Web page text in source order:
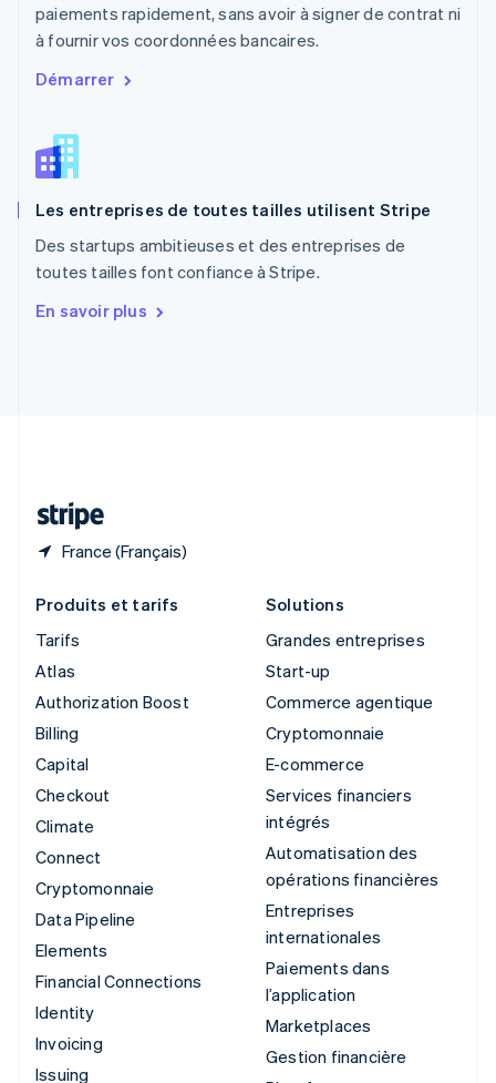
paiements rapidement, sans avoir à signer de contrat ni
à fournir vos coordonnées bancaires.
Démarrer
Les entreprises de toutes tailles utilisent Stripe
Des startups ambitieuses et des entreprises de
toutes tailles font confiance à Stripe.
En savoir plus
France (Français)
Portugal
Português English
R.A.S. de Hong Kong, Chine
English
Roumanie
Royaume-Uni
Singapour
English简体中文
English
Produits et tarifs
Tarifs
Atlas
Authorization Boost
Billing
Capital
Checkout
Climate
Connect
Cryptomonnaie
Data Pipeline
Elements
Financial Connections
Identity
Invoicing
Issuing
Solutions
Grandes entreprises
Start-up
Commerce agentique
Cryptomonnaie
E-commerce
Services financiers
intégrés
Automatisation des
opérations financières
Entreprises
internationales
Paiements dans
l’application
Marketplaces
Gestion financière